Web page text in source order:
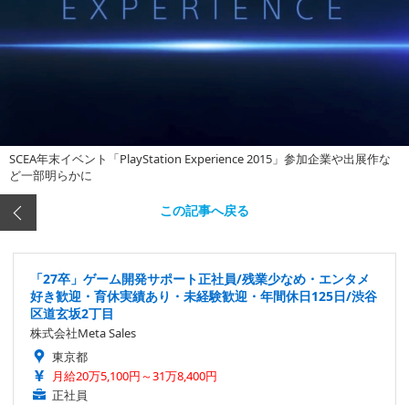
SCEA年末イベント「PlayStation Experience 2015」参加企業や出展作な
ど一部明らかに
この記事へ戻る
「27卒」ゲーム開発サポート正社員/残業少なめ・エンタメ
好き歓迎・育休実績あり・未経験歓迎・年間休日125日/渋谷
区道玄坂2丁目
株式会社Meta Sales
東京都
月給20万5,100円～31万8,400円
正社員